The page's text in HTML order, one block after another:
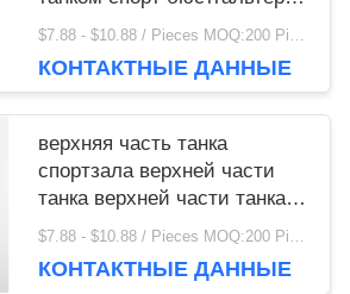
с бюстгальтером
КОНТАКТНЫЕ ДАННЫЕ
верхняя часть танка
спортзала верхней части
танка верхней части танка
спортзала женщин
изготовленная на заказ
$7.88 - $10.88 / Pieces MOQ:200 Piece / Pieces
КОНТАКТНЫЕ ДАННЫЕ